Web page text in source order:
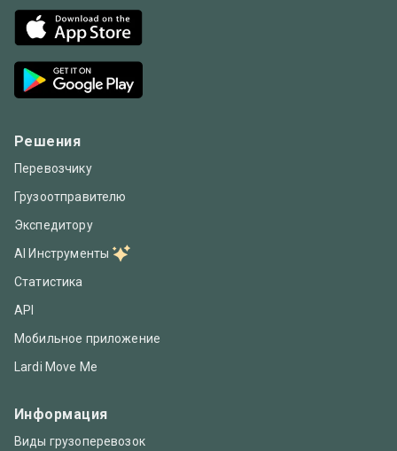
Решения
Перевозчику
Грузоотправителю
Экспедитору
AI Инструменты
Статистика
API
Мобильное приложение
Lardi Move Me
Информация
Виды грузоперевозок